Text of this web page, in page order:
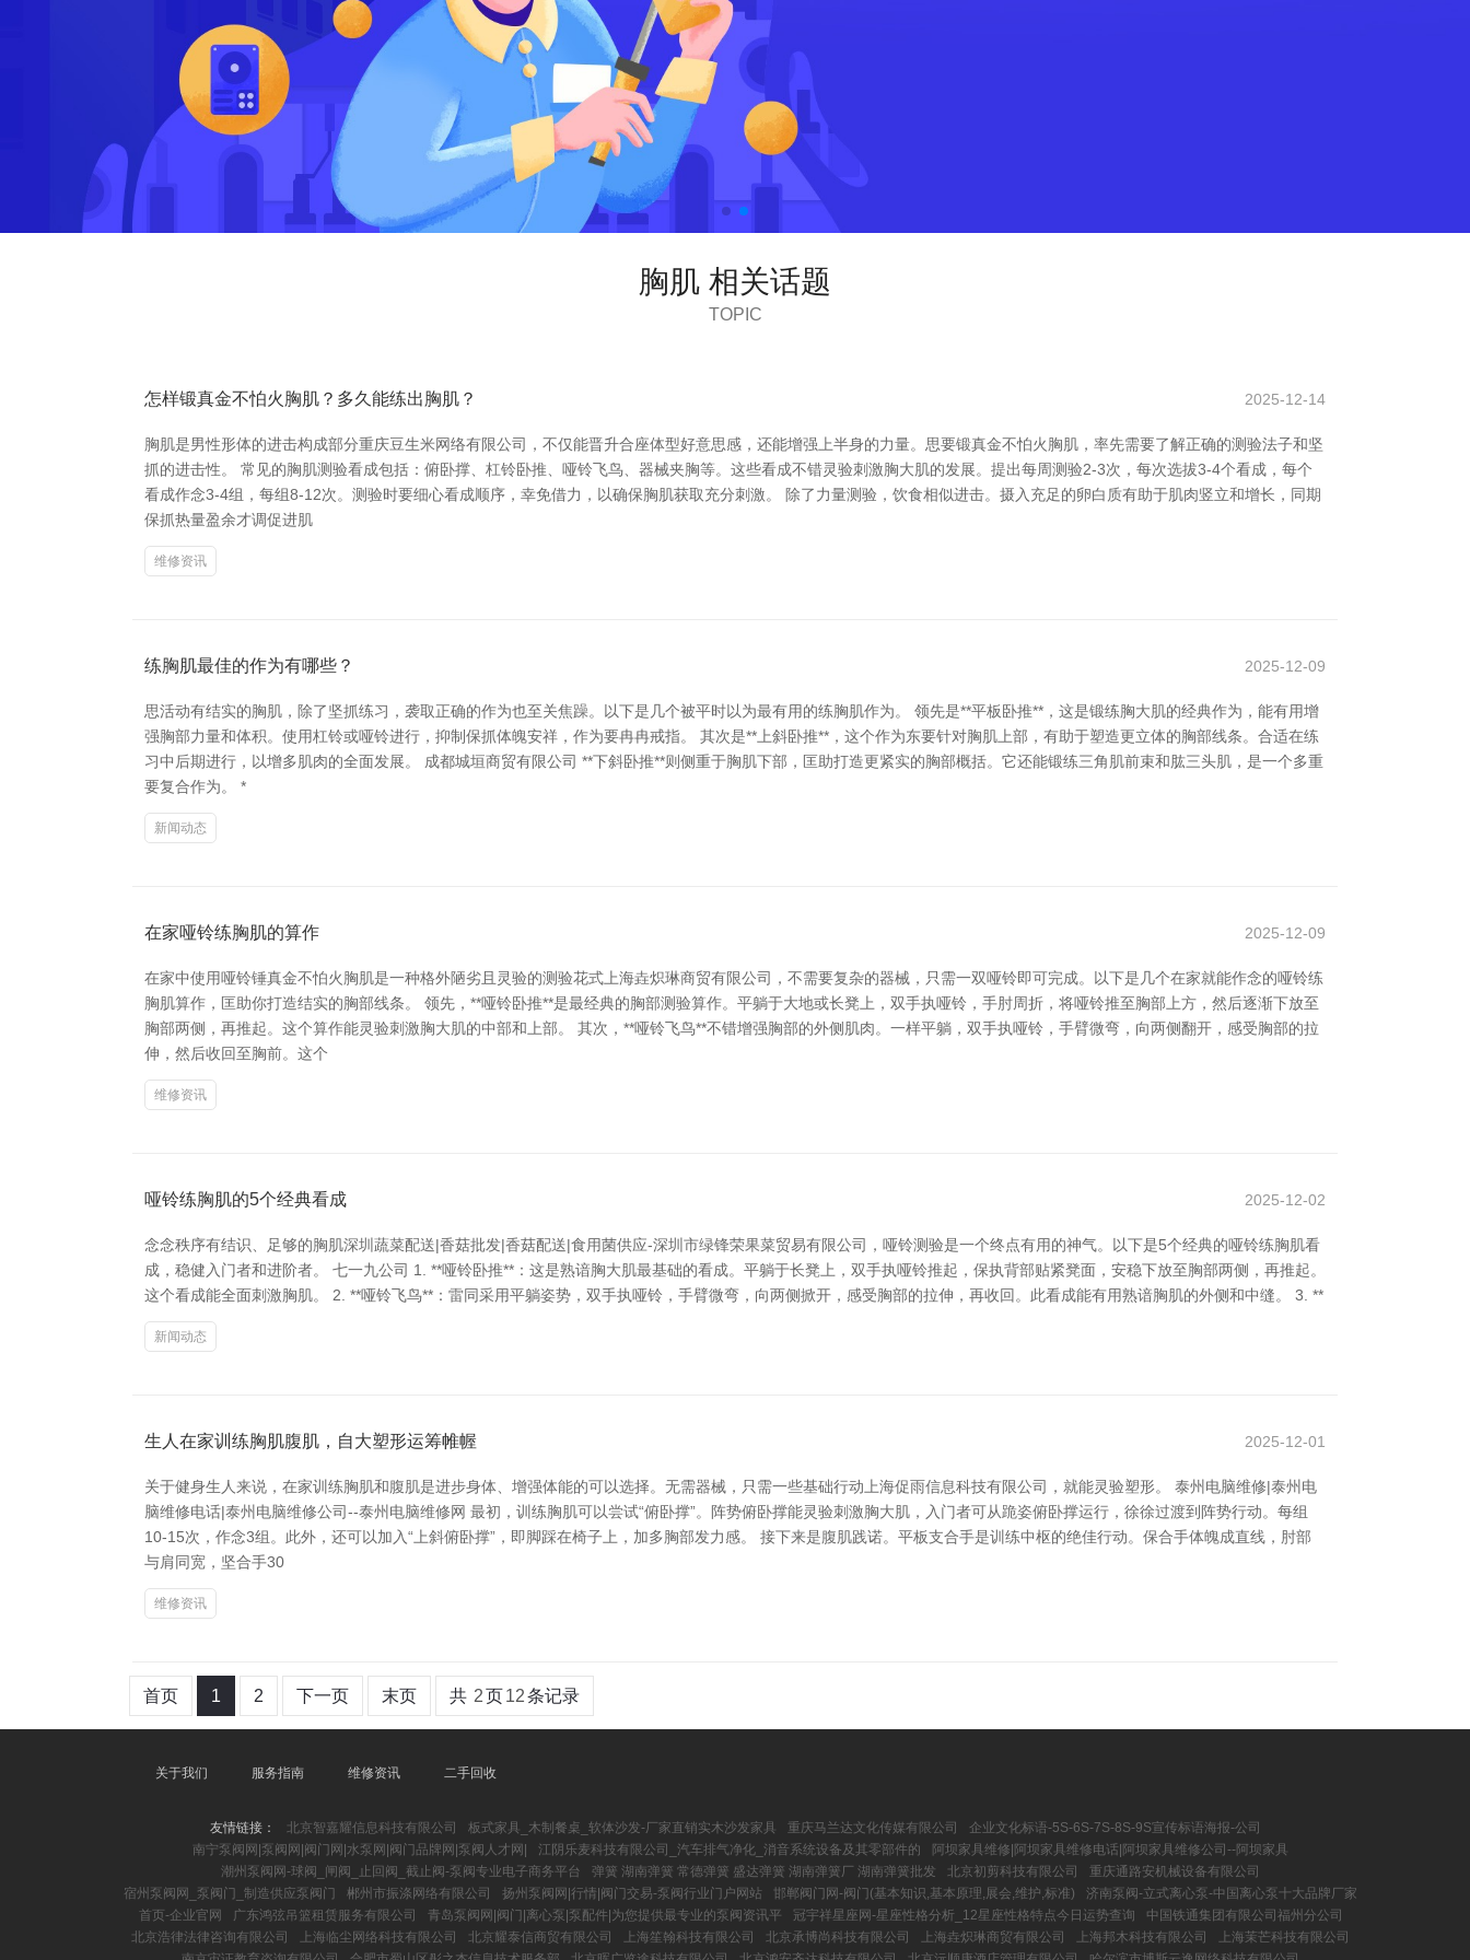
胸肌 相关话题
TOPIC
怎样锻真金不怕火胸肌？多久能练出胸肌？ 2025-12-14
胸肌是男性形体的进击构成部分重庆豆生米网络有限公司，不仅能晋升合座体型好意思感，还能增强上半身的力量。思要锻真金不怕火胸肌，率先需要了解正确的测验法子和坚
抓的进击性。 常见的胸肌测验看成包括：俯卧撑、杠铃卧推、哑铃飞鸟、器械夹胸等。这些看成不错灵验刺激胸大肌的发展。提出每周测验2-3次，每次选拔3-4个看成，每个
看成作念3-4组，每组8-12次。测验时要细心看成顺序，幸免借力，以确保胸肌获取充分刺激。 除了力量测验，饮食相似进击。摄入充足的卵白质有助于肌肉竖立和增长，同期
保抓热量盈余才调促进肌
维修资讯
练胸肌最佳的作为有哪些？ 2025-12-09
思活动有结实的胸肌，除了坚抓练习，袭取正确的作为也至关焦躁。以下是几个被平时以为最有用的练胸肌作为。 领先是**平板卧推**，这是锻练胸大肌的经典作为，能有用增
强胸部力量和体积。使用杠铃或哑铃进行，抑制保抓体魄安祥，作为要冉冉戒指。 其次是**上斜卧推**，这个作为东要针对胸肌上部，有助于塑造更立体的胸部线条。合适在练
习中后期进行，以增多肌肉的全面发展。 成都城垣商贸有限公司 **下斜卧推**则侧重于胸肌下部，匡助打造更紧实的胸部概括。它还能锻练三角肌前束和肱三头肌，是一个多重
要复合作为。 *
新闻动态
在家哑铃练胸肌的算作 2025-12-09
在家中使用哑铃锤真金不怕火胸肌是一种格外陋劣且灵验的测验花式上海垚炽琳商贸有限公司，不需要复杂的器械，只需一双哑铃即可完成。以下是几个在家就能作念的哑铃练
胸肌算作，匡助你打造结实的胸部线条。 领先，**哑铃卧推**是最经典的胸部测验算作。平躺于大地或长凳上，双手执哑铃，手肘周折，将哑铃推至胸部上方，然后逐渐下放至
胸部两侧，再推起。这个算作能灵验刺激胸大肌的中部和上部。 其次，**哑铃飞鸟**不错增强胸部的外侧肌肉。一样平躺，双手执哑铃，手臂微弯，向两侧翻开，感受胸部的拉
伸，然后收回至胸前。这个
维修资讯
哑铃练胸肌的5个经典看成 2025-12-02
念念秩序有结识、足够的胸肌深圳蔬菜配送|香菇批发|香菇配送|食用菌供应-深圳市绿锋荣果菜贸易有限公司，哑铃测验是一个终点有用的神气。以下是5个经典的哑铃练胸肌看
成，稳健入门者和进阶者。 七一九公司 1. **哑铃卧推**：这是熟谙胸大肌最基础的看成。平躺于长凳上，双手执哑铃推起，保执背部贴紧凳面，安稳下放至胸部两侧，再推起。
这个看成能全面刺激胸肌。 2. **哑铃飞鸟**：雷同采用平躺姿势，双手执哑铃，手臂微弯，向两侧掀开，感受胸部的拉伸，再收回。此看成能有用熟谙胸肌的外侧和中缝。 3. **
新闻动态
生人在家训练胸肌腹肌，自大塑形运筹帷幄 2025-12-01
关于健身生人来说，在家训练胸肌和腹肌是进步身体、增强体能的可以选择。无需器械，只需一些基础行动上海促雨信息科技有限公司，就能灵验塑形。 泰州电脑维修|泰州电
脑维修电话|泰州电脑维修公司--泰州电脑维修网 最初，训练胸肌可以尝试“俯卧撑”。阵势俯卧撑能灵验刺激胸大肌，入门者可从跪姿俯卧撑运行，徐徐过渡到阵势行动。每组
10-15次，作念3组。此外，还可以加入“上斜俯卧撑”，即脚踩在椅子上，加多胸部发力感。 接下来是腹肌践诺。平板支合手是训练中枢的绝佳行动。保合手体魄成直线，肘部
与肩同宽，坚合手30
维修资讯
首页 1 2 下一页 末页 共 2页12条记录
关于我们 服务指南 维修资讯 二手回收
友情链接： 北京智嘉耀信息科技有限公司 板式家具_木制餐桌_软体沙发-厂家直销实木沙发家具 重庆马兰达文化传媒有限公司
企业文化标语-5S-6S-7S-8S-9S宣传标语海报-公司
南宁泵阀网|泵阀网|阀门网|水泵网|阀门品牌网|泵阀人才网|
江阴乐麦科技有限公司_汽车排气净化_消音系统设备及其零部件的
阿坝家具维修|阿坝家具维修电话|阿坝家具维修公司--阿坝家具
潮州泵阀网-球阀_闸阀_止回阀_截止阀-泵阀专业电子商务平台
弹簧 湖南弹簧 常德弹簧 盛达弹簧 湖南弹簧厂 湖南弹簧批发 北京初剪科技有限公司
重庆通路安机械设备有限公司
宿州泵阀网_泵阀门_制造供应泵阀门
郴州市振涤网络有限公司 扬州泵阀网|行情|阀门交易-泵阀行业门户网站 邯郸阀门网-阀门(基本知识,基本原理,展会,维护,标准)
济南泵阀-立式离心泵-中国离心泵十大品牌厂家
首页-企业官网
广东鸿弦吊篮租赁服务有限公司 青岛泵阀网|阀门|离心泵|泵配件|为您提供最专业的泵阀资讯平 冠宇祥星座网-星座性格分析_12星座性格特点今日运势查询
中国铁通集团有限公司福州分公司
北京浩律法律咨询有限公司
上海临尘网络科技有限公司 北京耀泰信商贸有限公司 上海笙翰科技有限公司 北京承博尚科技有限公司 上海垚炽琳商贸有限公司 上海邦木科技有限公司
上海茉芒科技有限公司